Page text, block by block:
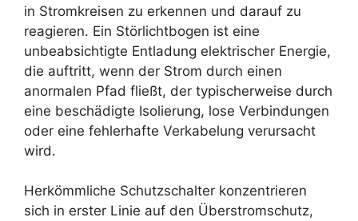
in Stromkreisen zu erkennen und darauf zu
reagieren. Ein Störlichtbogen ist eine
unbeabsichtigte Entladung elektrischer Energie,
die auftritt, wenn der Strom durch einen
anormalen Pfad fließt, der typischerweise durch
eine beschädigte Isolierung, lose Verbindungen
oder eine fehlerhafte Verkabelung verursacht
wird.
Herkömmliche Schutzschalter konzentrieren
sich in erster Linie auf den Überstromschutz,